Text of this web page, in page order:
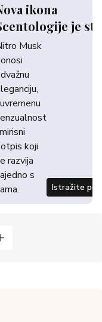
ikona
je
Musk
koji
razvija
s
Istražite